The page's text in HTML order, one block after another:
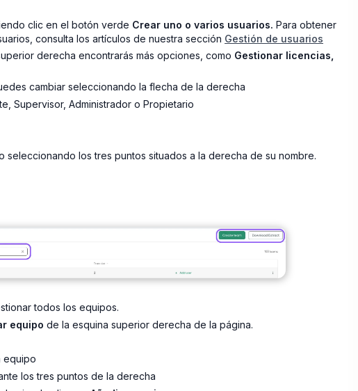
clic en el botón verde Crear uno o varios usuarios. Para obtener
consulta los artículos de nuestra sección Gestión de usuarios
derecha encontrarás más opciones, como Gestionar licencias,
cambiar seleccionando la flecha de la derecha
Supervisor, Administrador o Propietario
seleccionando los tres puntos situados a la derecha de su nombre.
todos los equipos.
equipo de la esquina superior derecha de la página.
equipo
los tres puntos de la derecha